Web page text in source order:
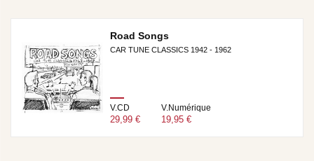
Road Songs
CAR TUNE CLASSICS 1942 - 1962
V.CD
29,99 €
V.Numérique
19,95 €